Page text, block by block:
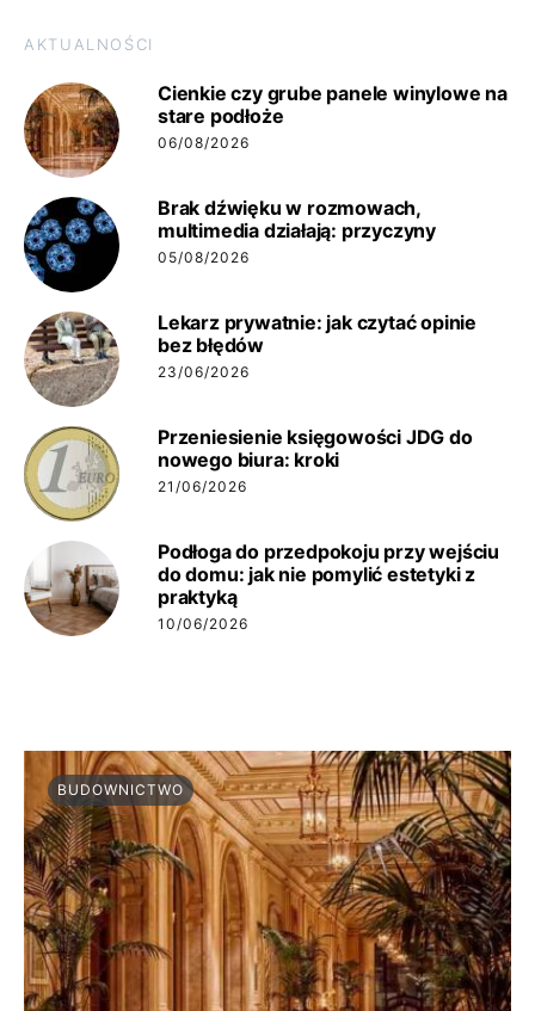
AKTUALNOŚCI
Cienkie czy grube panele winylowe na
stare podłoże
06/08/2026
Brak dźwięku w rozmowach,
multimedia działają: przyczyny
05/08/2026
Lekarz prywatnie: jak czytać opinie
bez błędów
23/06/2026
Przeniesienie księgowości JDG do
nowego biura: kroki
21/06/2026
Podłoga do przedpokoju przy wejściu
do domu: jak nie pomylić estetyki z
praktyką
10/06/2026
BUDOWNICTWO